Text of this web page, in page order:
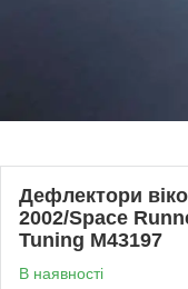
Дефлектори
2002/Space
Tuning M43197
В наявності